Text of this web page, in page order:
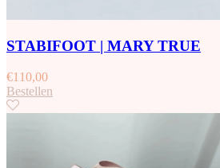
STABIFOOT | MARY TRUE
€110,00
Bestellen